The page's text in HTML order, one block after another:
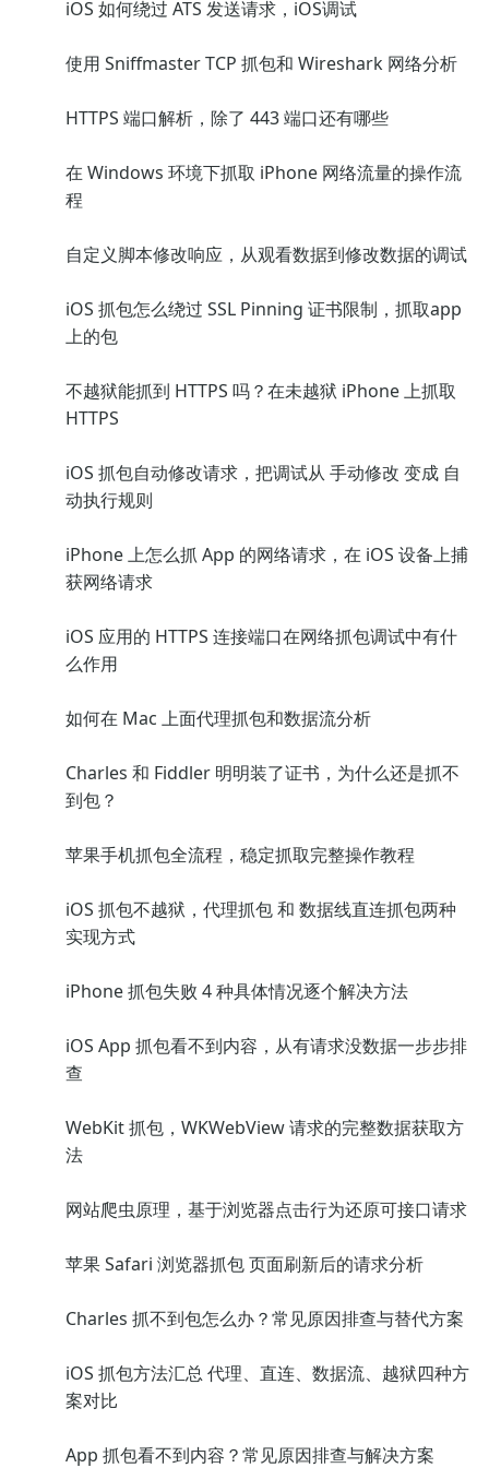
iOS 如何绕过 ATS 发送请求，iOS调试
使用 Sniffmaster TCP 抓包和 Wireshark 网络分析
HTTPS 端口解析，除了 443 端口还有哪些
在 Windows 环境下抓取 iPhone 网络流量的操作流
程
自定义脚本修改响应，从观看数据到修改数据的调试
iOS 抓包怎么绕过 SSL Pinning 证书限制，抓取app
上的包
不越狱能抓到 HTTPS 吗？在未越狱 iPhone 上抓取
HTTPS
iOS 抓包自动修改请求，把调试从 手动修改 变成 自
动执行规则
iPhone 上怎么抓 App 的网络请求，在 iOS 设备上捕
获网络请求
iOS 应用的 HTTPS 连接端口在网络抓包调试中有什
么作用
如何在 Mac 上面代理抓包和数据流分析
Charles 和 Fiddler 明明装了证书，为什么还是抓不
到包？
苹果手机抓包全流程，稳定抓取完整操作教程
iOS 抓包不越狱，代理抓包 和 数据线直连抓包两种
实现方式
iPhone 抓包失败 4 种具体情况逐个解决方法
iOS App 抓包看不到内容，从有请求没数据一步步排
查
WebKit 抓包，WKWebView 请求的完整数据获取方
法
网站爬虫原理，基于浏览器点击行为还原可接口请求
苹果 Safari 浏览器抓包 页面刷新后的请求分析
Charles 抓不到包怎么办？常见原因排查与替代方案
iOS 抓包方法汇总 代理、直连、数据流、越狱四种方
案对比
App 抓包看不到内容？常见原因排查与解决方案